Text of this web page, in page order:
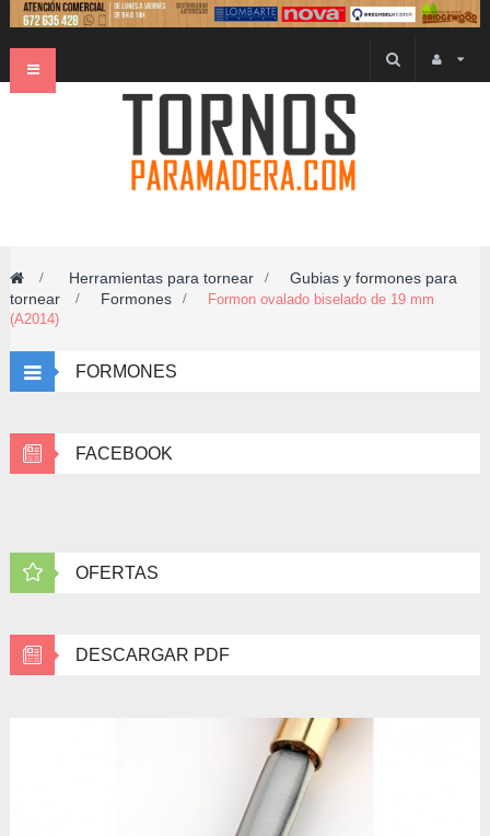
Navegación
> Herramientas para tornear >
Gubias y formones para
tornear
> Formones >
Formon ovalado biselado de 19 mm
(A2014)
FORMONES
FACEBOOK
OFERTAS
DESCARGAR PDF